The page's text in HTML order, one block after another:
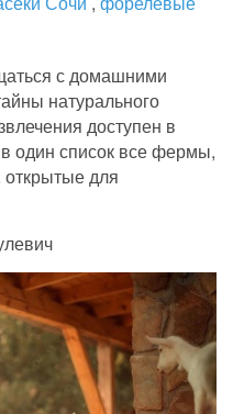
с домашними
натурального
доступен в
один список все фермы,
открытые для